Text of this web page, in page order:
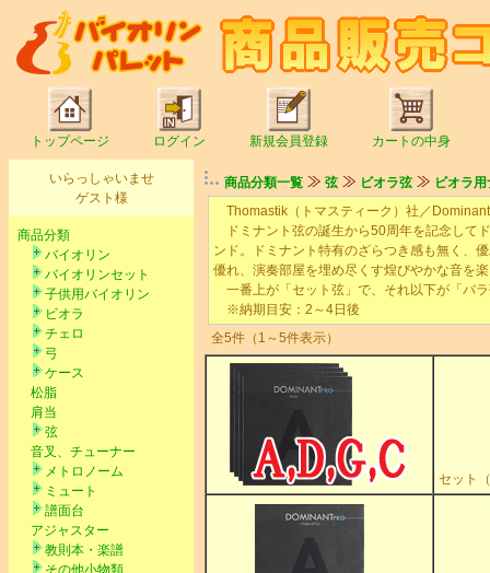
トップページ ログイン 新規会員登録 カートの中身
いらっしゃいませ
ゲスト様
商品分類
バイオリン
バイオリンセット
子供用バイオリン
ビオラ
チェロ
弓
ケース
松脂
肩当
弦
音叉、チューナー
メトロノーム
ミュート
譜面台
アジャスター
教則本・楽譜
その他小物類
商品分類一覧 弦 ビオラ弦
ビオラ
Thomastik（トマスティーク）社／
ドミナント弦の誕生から50周年を記念して
ンド。ドミナント特有のざらつき感も無く、
優れ、演奏部屋を埋め尽くす煌びやかな音を
一番上が「セット弦」で、それ以下が「バ
※納期目安：2～4日後
全5件（1～5件表示）
セット